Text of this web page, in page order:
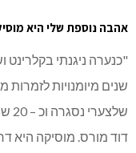
אהבה נוספת שלי היא
"כנערה ניגנתי
שנים מיומנויות
דוד מורס. מוסיקה היא